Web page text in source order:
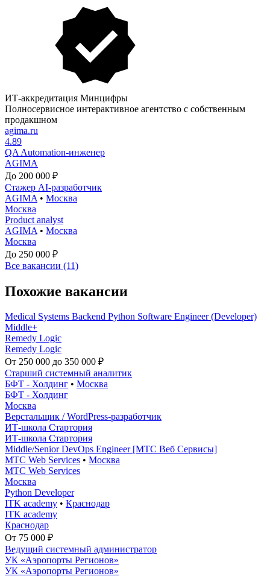
ИТ-аккредитация Минцифры
Полносервисное интерактивное агентство с собственным
продакшном
agima.ru
4.89
QA Automation-инженер
AGIMA
До 200 000 ₽
Стажер AI-разработчик
AGIMA • Москва
Москва
Product analyst
AGIMA • Москва
Москва
До 250 000 ₽
Все вакансии (11)
Похожие вакансии
Medical Systems Backend Python Software Engineer (Developer)
Middle+
Remedy Logic
Remedy Logic
От 250 000 до 350 000 ₽
Старший системный аналитик
БФТ - Холдинг • Москва
БФТ - Холдинг
Москва
Верстальщик / WordPress-разработчик
ИТ-школа Стартория
ИТ-школа Стартория
Middle/Senior DevOps Engineer [МТС Веб Сервисы]
МТС Web Services • Москва
МТС Web Services
Москва
Python Developer
ITK academy • Краснодар
ITK academy
Краснодар
От 75 000 ₽
Ведущий системный администратор
УК «Аэропорты Регионов»
УК «Аэропорты Регионов»